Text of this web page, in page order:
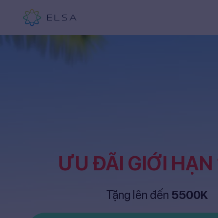
ƯU ĐÃI GIỚI
Tặng lên đến 5500K